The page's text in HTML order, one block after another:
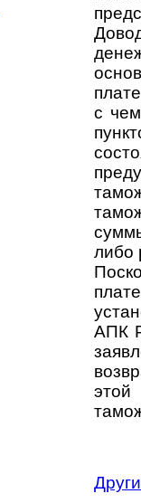
с
либо
АПК